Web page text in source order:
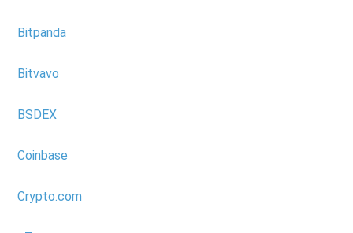
Bitpanda
Bitvavo
BSDEX
Coinbase
Crypto.com